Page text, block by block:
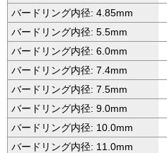
バードリング内径: 4.85mm
バードリング内径: 5.5mm
バードリング内径: 6.0mm
バードリング内径: 7.4mm
バードリング内径: 7.5mm
バードリング内径: 9.0mm
バードリング内径: 10.0mm
バードリング内径: 11.0mm